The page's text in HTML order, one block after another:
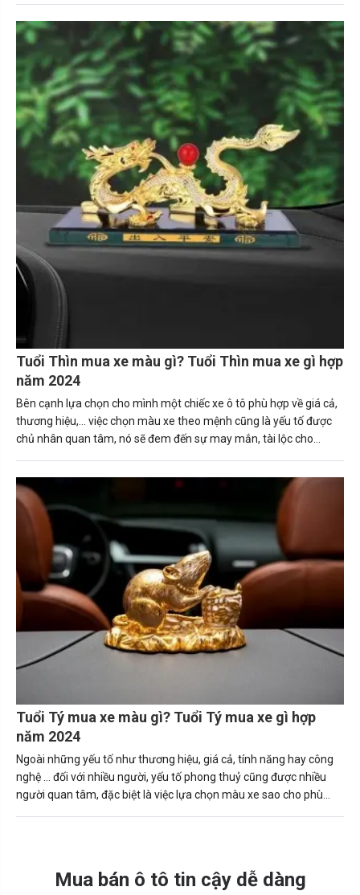
người mua xe “hoang mang” khi không hiểu tác dụng thực tế của
chúng.
Tuổi Thìn mua xe màu gì? Tuổi Thìn mua xe gì hợp
năm 2024
Bên cạnh lựa chọn cho mình một chiếc xe ô tô phù hợp về giá cả,
thương hiệu,... việc chọn màu xe theo mệnh cũng là yếu tố được
chủ nhân quan tâm, nó sẽ đem đến sự may mắn, tài lộc cho
nguyên tắc giúp người tuổi Thìn (Bính Thìn, Canh Thìn, Giáp Thìn.
Mậu Thìn, Nhâm Thìn) mua được chiếc xe ô tô phù hợp. Tuổi thìn
hợp xe màu gì sẽ mang lại may mắn và tài lộc cho gia chủ.
Tuổi Tý mua xe màu gì? Tuổi Tý mua xe gì hợp
năm 2024
Ngoài những yếu tố như thương hiệu, giá cả, tính năng hay công
nghệ … đối với nhiều người, yếu tố phong thuỷ cũng được nhiều
người quan tâm, đặc biệt là việc lựa chọn màu xe sao cho phù
Mua bán ô tô tin cậy dễ dàng